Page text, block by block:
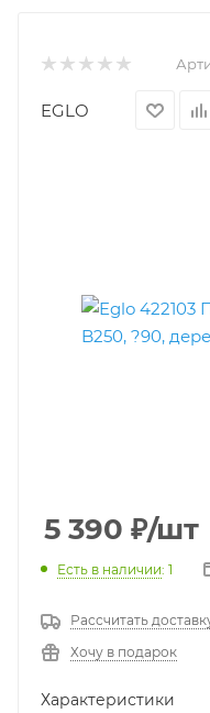
EGLO
5 390 ₽/шт
Есть в наличии: 1
Рассчитать
Хочу в подарок
Характеристики